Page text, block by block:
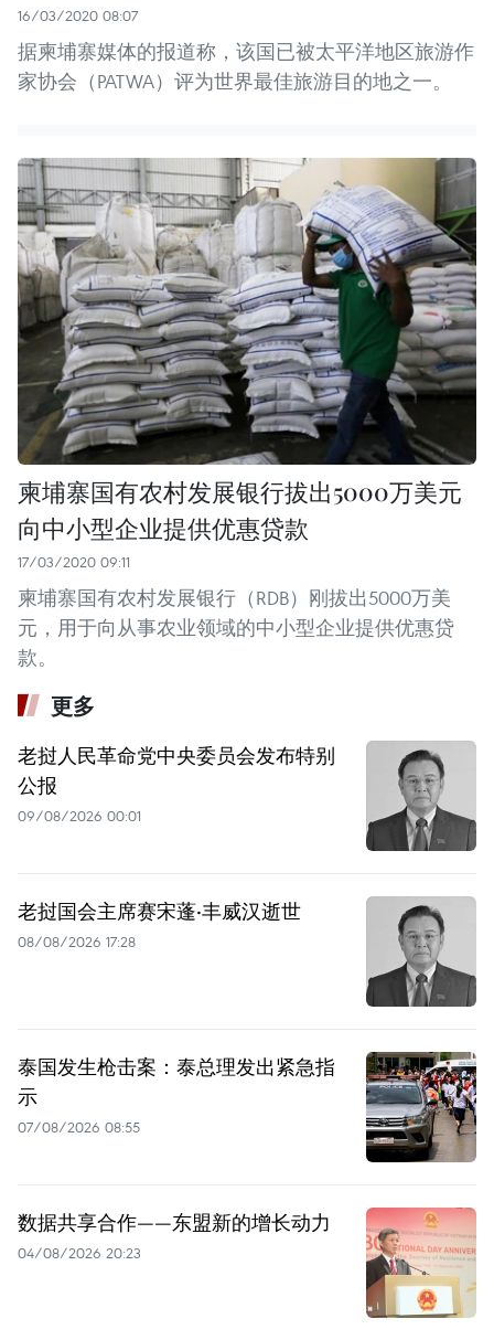
16/03/2020 08:07
据柬埔寨媒体的报道称，该国已被太平洋地区旅游作
家协会（PATWA）评为世界最佳旅游目的地之一。
柬埔寨国有农村发展银行拔出5000万美元
向中小型企业提供优惠贷款
17/03/2020 09:11
柬埔寨国有农村发展银行（RDB）刚拔出5000万美
元，用于向从事农业领域的中小型企业提供优惠贷
款。
更多
老挝人民革命党中央委员会发布特别
公报
09/08/2026 00:01
老挝国会主席赛宋蓬·丰威汉逝世
08/08/2026 17:28
泰国发生枪击案：泰总理发出紧急指
示
07/08/2026 08:55
数据共享合作——东盟新的增长动力
04/08/2026 20:23